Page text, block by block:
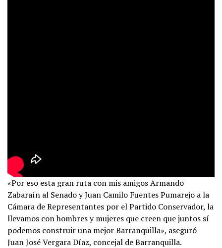
«Por eso esta gran ruta con mis amigos Armando
Zabaraín al Senado y Juan Camilo Fuentes Pumarejo a la
Cámara de Representantes por el Partido Conservador, la
llevamos con hombres y mujeres que creen que juntos sí
podemos construir una mejor Barranquilla», aseguró
Juan José Vergara Díaz, concejal de Barranquilla.